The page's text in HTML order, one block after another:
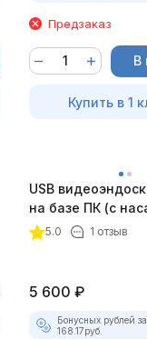
Предзаказ
В
Купить в 1
USB
на базе ПК (с
5.0 1 отзыв
5 600 ₽
Бонусных рублей
168.17руб.